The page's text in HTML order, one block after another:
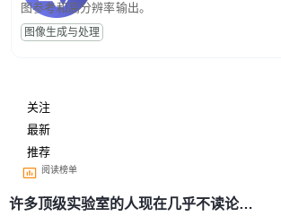
图参考和高分辨率输出。
图像生成与处理
关注
最新
推荐
阅读榜单
许多顶级实验室的人现在几乎不读论文